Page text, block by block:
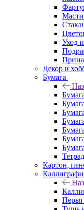
Уход
Декор и
Бумага
Картон,
Перья